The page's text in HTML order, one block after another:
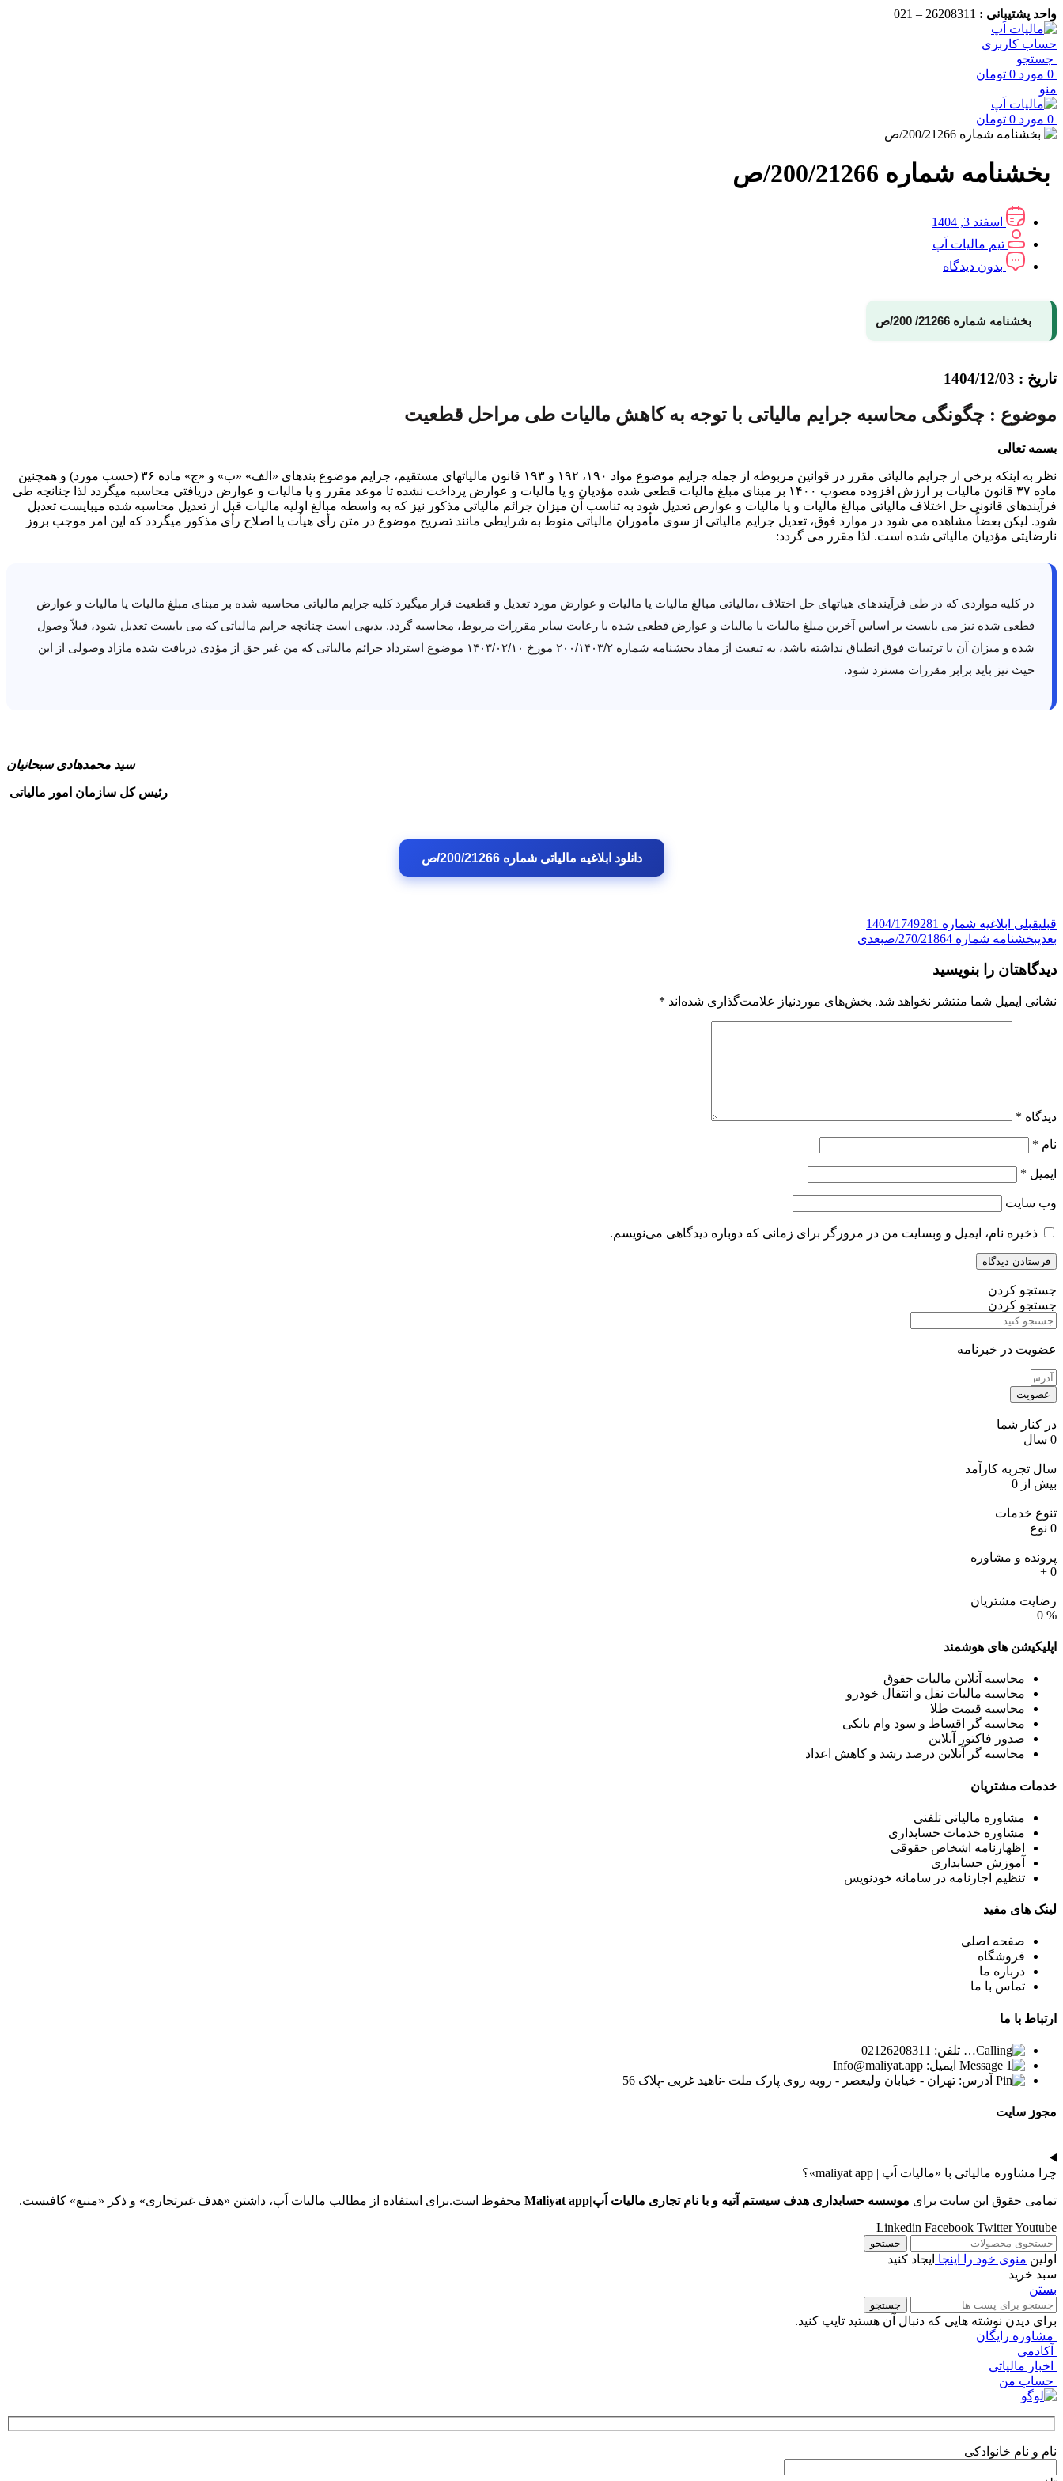
واحد پشتیبانی :
حساب کاربری
جستجو
0 مورد 0 تومان
منو
0 مورد 0 تومان
بخشنامه شماره 200/21266/ص
اسفند 3, 1404
تیم مالیات اَپ
بدون دیدگاه
بخشنامه شماره 21266/ 200/ص
تاریخ : 1404/12/03
موضوع : چگونگی محاسبه جرایم مالیاتی با توجه به کاهش مالیات طی مراحل قطعیت
بسمه تعالی
نظر به اینکه برخی از جرایم مالیاتی مقرر در قوانین مربوطه از جمله جرایم موضوع مواد ۱۹۰، ۱۹۲ و ۱۹۳ قانون مالیاتهای مستقیم، جرایم موضوع بندهای «الف» «ب» و «ج» ماده ۳۶ (حسب مورد) و همچنین
ماده ۳۷ قانون مالیات بر ارزش افزوده مصوب ۱۴۰۰ بر مبنای مبلغ مالیات قطعی شده مؤدیان و یا مالیات و عوارض پرداخت نشده تا موعد مقرر و یا مالیات و عوارض دریافتی محاسبه میگردد لذا چنانچه طی
فرآیندهای قانونی حل اختلاف مالیاتی مبالغ مالیات و یا مالیات و عوارض تعدیل شود به تناسب آن میزان جرائم مالیاتی مذکور نیز که به واسطه مبالغ اولیه مالیات قبل از تعدیل محاسبه شده میبایست تعدیل
شود. لیکن بعضاً مشاهده می شود در موارد فوق، تعدیل جرایم مالیاتی از سوی مأموران مالیاتی منوط به شرایطی مانند تصریح موضوع در متن رأی هیأت یا اصلاح رأی مذکور میگردد که این امر موجب بروز
نارضایتی مؤدیان مالیاتی شده است. لذا مقرر می گردد:
در کلیه مواردی که در طی فرآیندهای هیاتهای حل اختلاف ،مالیاتی مبالغ مالیات یا مالیات و عوارض مورد تعدیل و قطعیت قرار میگیرد کلیه جرایم مالیاتی محاسبه شده بر مبنای مبلغ مالیات یا مالیات و عوارض
قطعی شده نیز می بایست بر اساس آخرین مبلغ مالیات یا مالیات و عوارض قطعی شده با رعایت سایر مقررات مربوط، محاسبه گردد. بدیهی است چنانچه جرایم مالیاتی که می بایست تعدیل شود، قبلاً وصول
شده و میزان آن با ترتیبات فوق انطباق نداشته باشد، به تبعیت از مفاد بخشنامه شماره ۲۰۰/۱۴۰۳/۲ مورخ ۱۴۰۳/۰۲/۱۰ موضوع استرداد جرائم مالیاتی که من غير حق از مؤدی دریافت شده مازاد وصولی از این
حیث نیز باید برابر مقررات مسترد شود.
سید محمدهادی سبحانیان
رئیس کل سازمان امور مالیاتی
دانلود ابلاغیه مالیاتی شماره 200/21266/ص
قبلیقبلی ابلاغیه شماره 1404/1749281
بعدیبخشنامه شماره 270/21864/ص بعدی
دیدگاهتان را بنویسید
نشانی ایمیل شما منتشر نخواهد شد. بخش‌های موردنیاز علامت‌گذاری شده‌اند *
دیدگاه *
نام *
ایمیل *
وب‌ سایت
ذخیره نام، ایمیل و وبسایت من در مرورگر برای زمانی که دوباره دیدگاهی می‌نویسم.
جستجو کردن
جستجو کردن
عضویت در خبرنامه
عضویت
در کنار شما
0 سال
سال تجربه کارآمد
بیش از 0
تنوع خدمات
0 نوع
پرونده و مشاوره
0
+
رضایت مشتریان
%
0
اپلیکیشن های هوشمند
محاسبه آنلاین مالیات حقوق
محاسبه مالیات نقل و انتقال خودرو
محاسبه قیمت طلا
محاسبه گر اقساط و سود وام بانکی
صدور فاکتور آنلاین
محاسبه گر آنلاین درصد رشد و کاهش اعداد
خدمات مشتریان
مشاوره مالیاتی تلفنی
مشاوره خدمات حسابداری
اظهارنامه اشخاص حقوقی
آموزش حسابداری
تنظیم اجارنامه در سامانه خودنویس
لینک های مفید
صفحه اصلی
فروشگاه
درباره ما
تماس با ما
ارتباط با ما
تلفن: 02126208311
ایمیل: Info@maliyat.app
آدرس: تهران - خیابان ولیعصر - روبه روی پارک ملت -ناهید غربی -پلاک 56
مجوز سایت
چرا مشاوره مالیاتی با «مالیات اَپ | maliyat app»؟
تمامی حقوق این سایت برای موسسه حسابداری هدف سیستم آتیه و با نام تجاری مالیات اَپ|Maliyat app
محفوظ است.برای استفاده از مطالب مالیات اَپ، داشتن «هدف غیرتجاری» و ذکر «منبع» کافیست.
Linkedin Facebook TwitterYoutube
جستجو
اولین منوی خود را اینجا ایجاد کنید
سبد خرید
بستن
جستجو
برای دیدن نوشته هایی که دنبال آن هستید تایپ کنید.
مشاوره رایگان
آکادمی
اخبار مالیاتی
حساب من
نام و نام خانوادکی